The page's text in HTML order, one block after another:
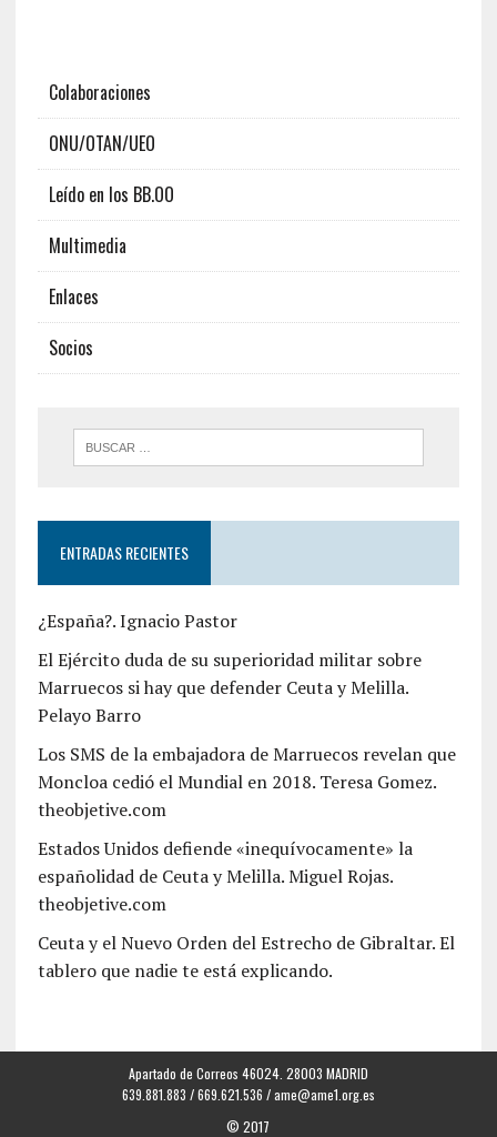
Colaboraciones
ONU/OTAN/UEO
Leído en los BB.OO
Multimedia
Enlaces
Socios
ENTRADAS RECIENTES
¿España?. Ignacio Pastor
El Ejército duda de su superioridad militar sobre
Marruecos si hay que defender Ceuta y Melilla.
Pelayo Barro
Los SMS de la embajadora de Marruecos revelan que
Moncloa cedió el Mundial en 2018. Teresa Gomez.
theobjetive.com
Estados Unidos defiende «inequívocamente» la
españolidad de Ceuta y Melilla. Miguel Rojas.
theobjetive.com
Ceuta y el Nuevo Orden del Estrecho de Gibraltar. El
tablero que nadie te está explicando.
Apartado de Correos 46024. 28003 MADRID
639.881.883 / 669.621.536 /ame@ame1.org.es
© 2017